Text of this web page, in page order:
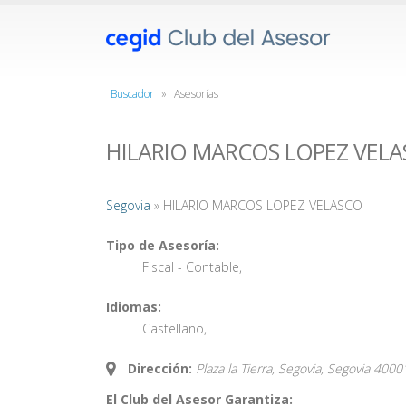
Buscador » Asesorías
HILARIO MARCOS LOPEZ
Segovia » HILARIO MARCOS LOPEZ VELASCO
Tipo de Asesoría:
Fiscal - Contable,
Idiomas:
Castellano,
Dirección: Plaza la Tierra, Segovia, Segovia
El Club del Asesor Garantiza: